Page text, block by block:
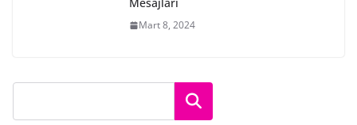
Mesajları
Mart 8, 2024
Ara